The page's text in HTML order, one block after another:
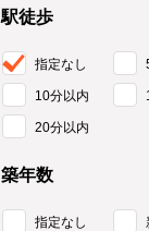
駅徒歩
指定なし
10分以内
20分以内
築年数
指定なし